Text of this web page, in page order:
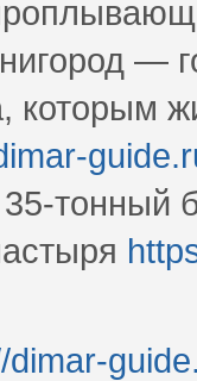
—
которым
тонный
dimar-